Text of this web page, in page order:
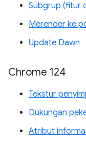
Subgrup (fitur
Merender ke
Update Dawn
Chrome 124
Tekstur
Dukungan
Atribut